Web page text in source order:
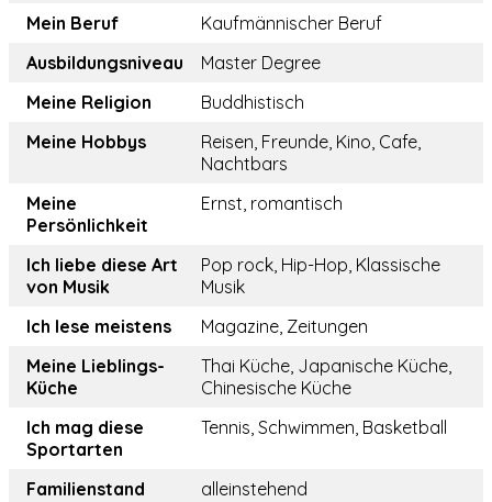
Mein Beruf
Kaufmännischer Beruf
Ausbildungsniveau
Master Degree
Meine Religion
Buddhistisch
Meine Hobbys
Reisen, Freunde, Kino, Cafe,
Nachtbars
Meine
Persönlichkeit
Ernst, romantisch
Ich liebe diese Art
von Musik
Pop rock, Hip-Hop, Klassische
Musik
Ich lese meistens
Magazine, Zeitungen
Meine Lieblings-
Küche
Thai Küche, Japanische Küche,
Chinesische Küche
Ich mag diese
Sportarten
Tennis, Schwimmen, Basketball
Familienstand
alleinstehend